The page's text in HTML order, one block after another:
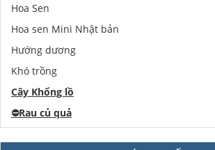
Hoa Sen
Hoa sen Mini Nhật bản
Hướng dương
Khó trồng
Cây Khổng lồ
⛔️Rau củ quả